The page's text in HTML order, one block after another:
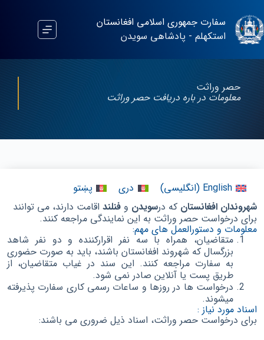
سفارت جمهوری اسلامی افغانستان
استکهلم - پادشاهی سویدن
حصر وراثت
معلومات در باره دریافت حصر وراثت
English
(انگلیسی) دری
پښتو
شهروندان افغانستان که درسویدن و فنلند اقامت دارند، می توانند
برای درخواست حصر وراثت به این نمایندگی مراجعه کنند.
معلومات و دستورالعمل های مهم:
متقاضیان، همراه با سه نفر اقرارکننده و دو نفر شاهد
بزرگسال که شهروند افغانستان باشند، باید به صورت حضوری
به سفارت مراجعه کنند. این سند در غیاب متقاضیان، از
طریق پست یا آنلاین صادر نمی شود.
درخواست ها در روزها و ساعات رسمی کاری سفارت پذیرفته
میشوند.
اسناد مورد نیاز :
برای درخواست حصر وراثت، اسناد ذیل ضروری می باشند: